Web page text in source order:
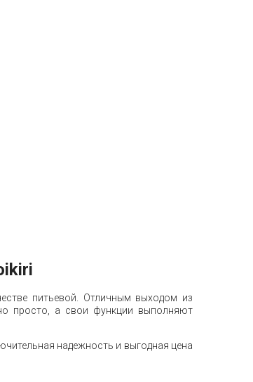
питьевой. Отличным выходом из
просто, а свои функции выполняют
надежность и выгодная цена